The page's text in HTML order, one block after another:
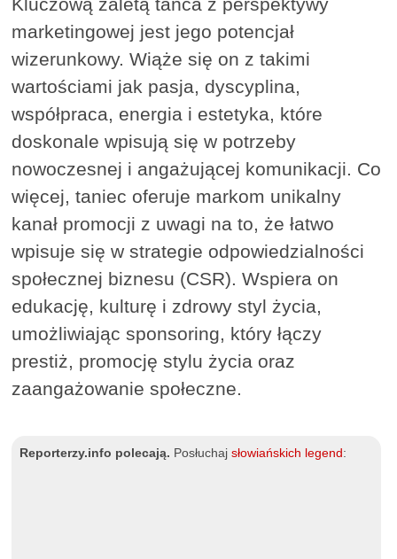
Kluczową zaletą tańca z perspektywy
marketingowej jest jego potencjał
wizerunkowy. Wiąże się on z takimi
wartościami jak pasja, dyscyplina,
współpraca, energia i estetyka, które
doskonale wpisują się w potrzeby
nowoczesnej i angażującej komunikacji. Co
więcej, taniec oferuje markom unikalny
kanał promocji z uwagi na to, że łatwo
wpisuje się w strategie odpowiedzialności
społecznej biznesu (CSR). Wspiera on
edukację, kulturę i zdrowy styl życia,
umożliwiając sponsoring, który łączy
prestiż, promocję stylu życia oraz
zaangażowanie społeczne.
Reporterzy.info polecają. Posłuchajsłowiańskich legend :